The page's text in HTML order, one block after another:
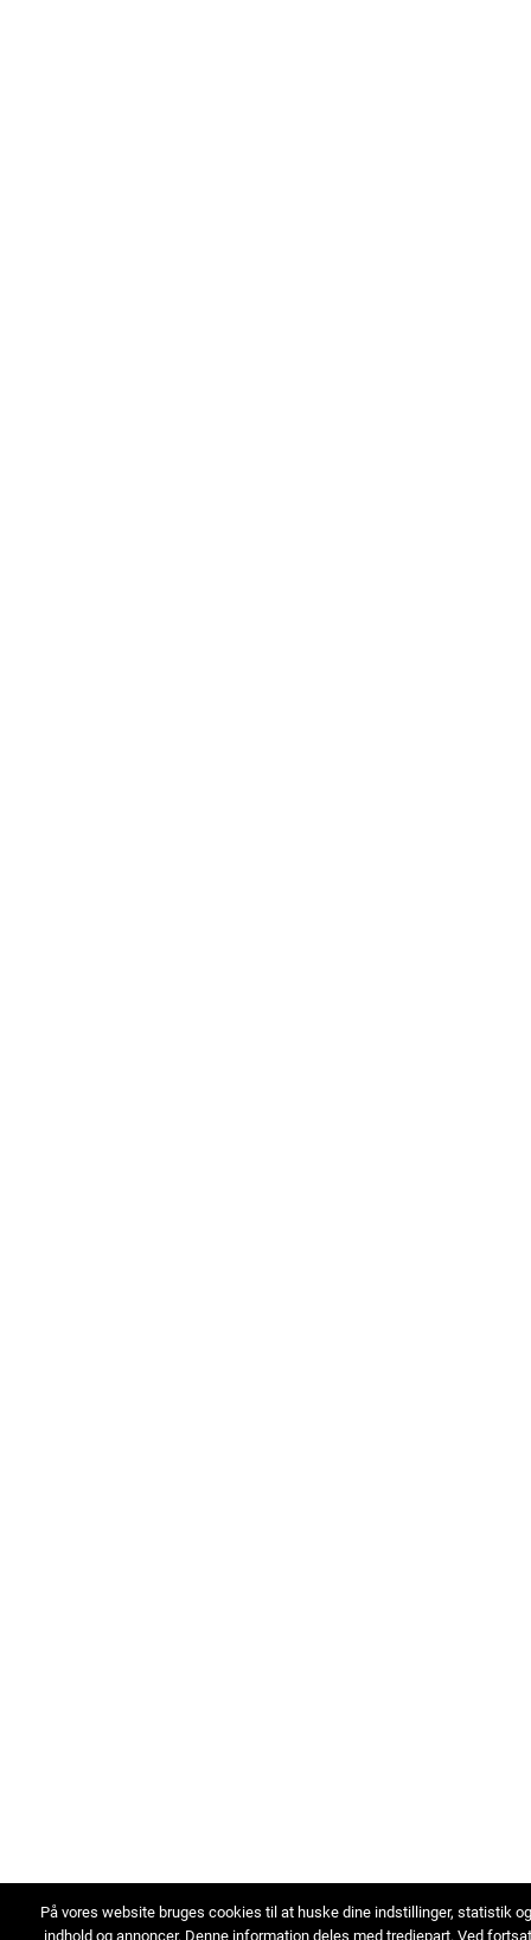
På vores website bruges cookies til at huske dine indstillinger, statistik
indhold og annoncer. Denne information deles med tredjepart. Ved